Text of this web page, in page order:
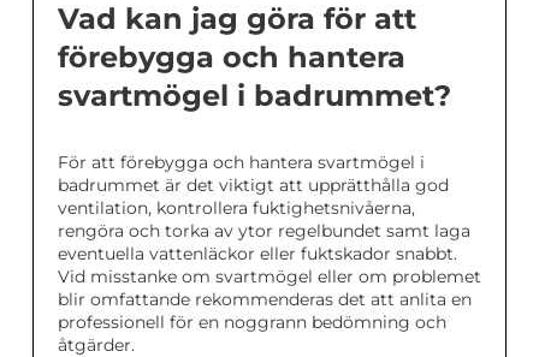
Vad kan jag göra för att
förebygga och hantera
svartmögel i badrummet?
För att förebygga och hantera svartmögel i
badrummet är det viktigt att upprätthålla god
ventilation, kontrollera fuktighetsnivåerna,
rengöra och torka av ytor regelbundet samt laga
eventuella vattenläckor eller fuktskador snabbt.
Vid misstanke om svartmögel eller om problemet
blir omfattande rekommenderas det att anlita en
professionell för en noggrann bedömning och
åtgärder.